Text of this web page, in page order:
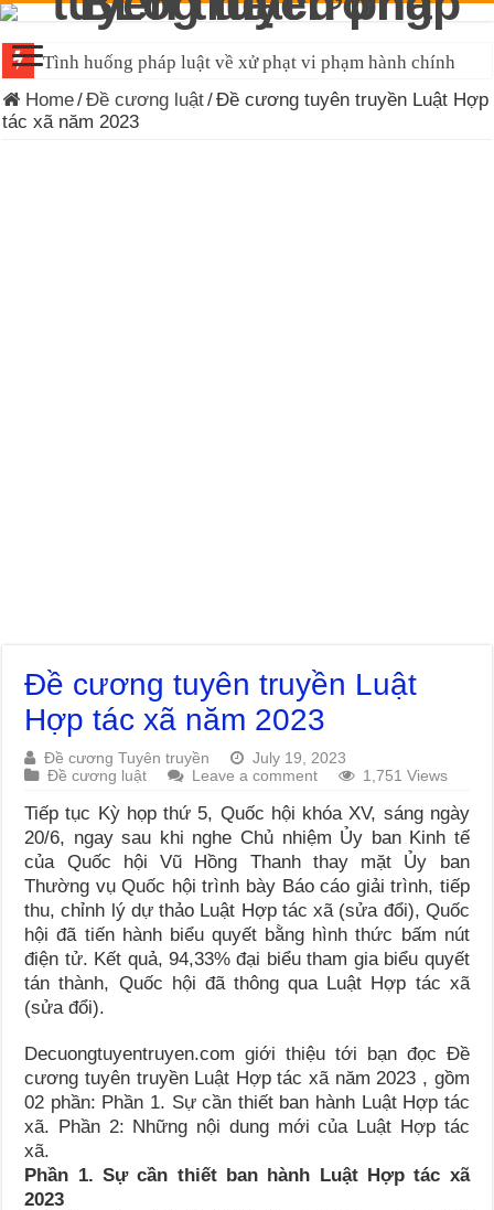
Đề cương tuyên truyền Luật Tiếp cận thông tin 2026
Home/Đề cương luật/Đề cương tuyên truyền Luật Hợp
tác xã năm 2023
Đề cương tuyên truyền Luật
Hợp tác xã năm 2023
Đề cương Tuyên truyền
July 19, 2023
Đề cương luật
Leave a comment 1,751 Views
Tiếp tục Kỳ họp thứ 5, Quốc hội khóa XV, sáng ngày
20/6, ngay sau khi nghe Chủ nhiệm Ủy ban Kinh tế
của Quốc hội Vũ Hồng Thanh thay mặt Ủy ban
Thường vụ Quốc hội trình bày Báo cáo giải trình, tiếp
thu, chỉnh lý dự thảo Luật Hợp tác xã (sửa đổi), Quốc
hội đã tiến hành biểu quyết bằng hình thức bấm nút
điện tử. Kết quả, 94,33% đại biểu tham gia biểu quyết
tán thành, Quốc hội đã thông qua Luật Hợp tác xã
(sửa đổi).
Decuongtuyentruyen.com giới thiệu tới bạn đọc Đề
cương tuyên truyền Luật Hợp tác xã năm 2023 , gồm
02 phần: Phần 1. Sự cần thiết ban hành Luật Hợp tác
xã. Phần 2: Những nội dung mới của Luật Hợp tác
xã.
Phần 1. Sự cần thiết ban hành Luật Hợp tác xã
2023